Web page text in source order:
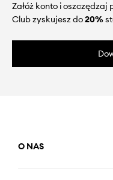
Załóż konto i
Club zyskujesz do20%
O NAS